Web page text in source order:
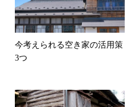
今考えられる空き家の活用策
3つ